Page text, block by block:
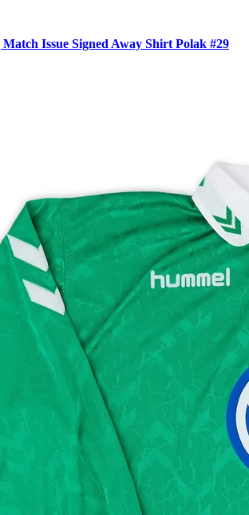
Issue Signed Away Shirt Polak #29